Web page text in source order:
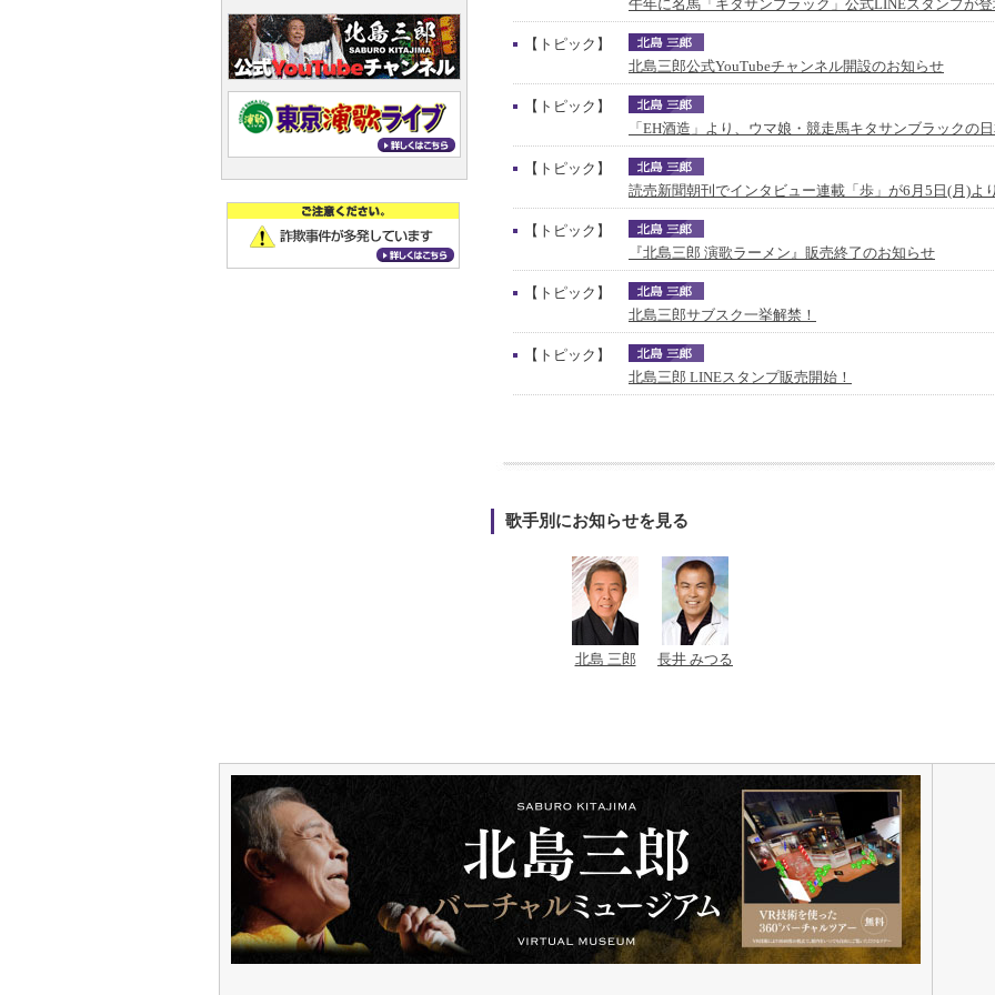
午年に名馬「キタサンブラック」公式LINEスタンプが
【トピック】
北島三郎公式YouTubeチャンネル開設のお知らせ
【トピック】
「EH酒造」より、ウマ娘・競走馬キタサンブラックの
【トピック】
読売新聞朝刊でインタビュー連載「歩」が6月5日(月)よ
【トピック】
『北島三郎 演歌ラーメン』販売終了のお知らせ
【トピック】
北島三郎サブスク一挙解禁！
【トピック】
北島三郎 LINEスタンプ販売開始！
歌手別にお知らせを見る
北島 三郎 長井 みつる